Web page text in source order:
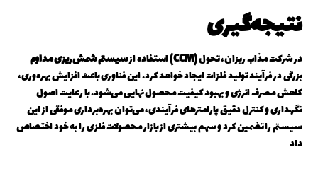
نتیجه‌گیری
استفاده ازسیستم شمش‌ریزی مداوم (CCM)در شرکت مذاب ریزان، تحول
بزرگی در فرآیند تولید فلزات ایجاد خواهد کرد. این فناوری باعث افزایش بهره‌وری،
کاهش مصرف انرژی و بهبود کیفیت محصول نهایی می‌شود. با رعایت اصول
نگهداری و کنترل دقیق پارامترهای فرآیندی، می‌توان بهره‌برداری موفقی از این
سیستم را تضمین کرد و سهم بیشتری از بازار محصولات فلزی را به خود اختصاص
داد